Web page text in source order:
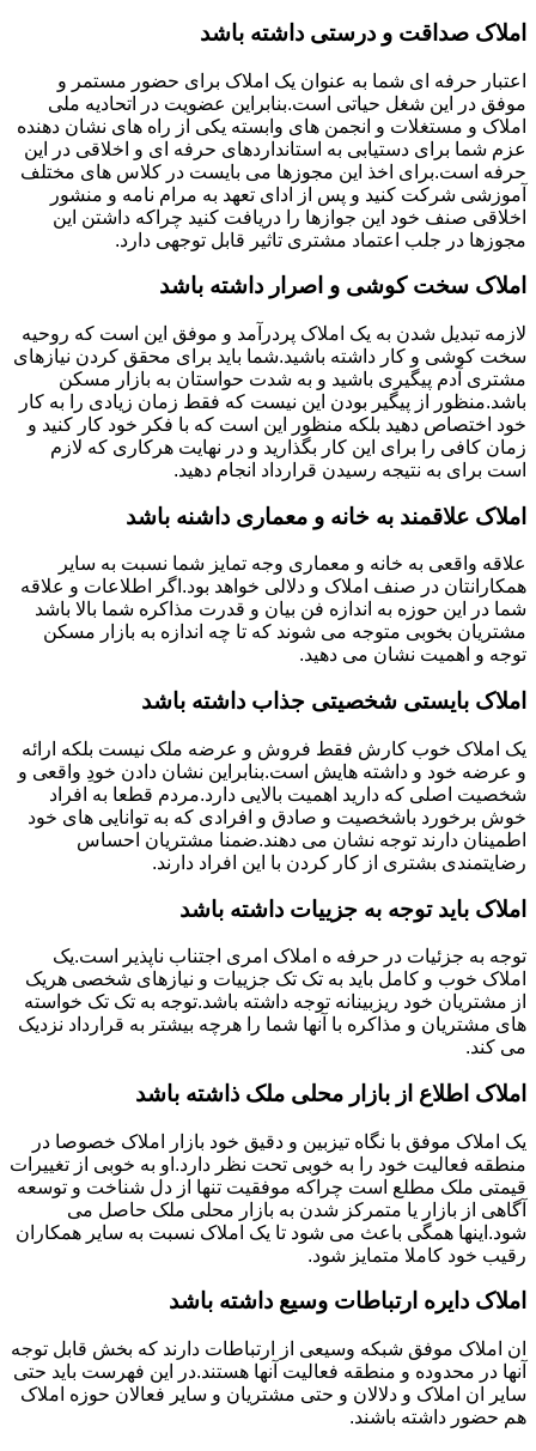
املاک صداقت و درستی داشته باشد
اعتبار حرفه ای شما به عنوان یک املاک برای حضور مستمر و
موفق در این شغل حیاتی است.بنابراین عضویت در اتحادیه ملی
املاک و مستغلات و انجمن های وابسته یکی از راه های نشان دهنده
عزم شما برای دستیابی به استانداردهای حرفه ای و اخلاقی در این
حرفه است.برای اخذ این مجوزها می بایست در کلاس های مختلف
آموزشی شرکت کنید و پس از ادای تعهد به مرام نامه و منشور
اخلاقی صنف خود این جوازها را دریافت کنید چراکه داشتن این
مجوزها در جلب اعتماد مشتری تاثیر قابل توجهی دارد.
املاک سخت کوشی و اصرار داشته باشد
لازمه تبدیل شدن به یک املاک پردرآمد و موفق این است که روحیه
سخت کوشی و کار داشته باشید.شما باید برای محقق کردن نیازهای
مشتری آدم پیگیری باشید و به شدت حواستان به بازار مسکن
باشد.منظور از پیگیر بودن این نیست که فقط زمان زیادی را به کار
خود اختصاص دهید بلکه منظور این است که با فکر خود کار کنید و
زمان کافی را برای این کار بگذارید و در نهایت هرکاری که لازم
است برای به نتیجه رسیدن قرارداد انجام دهید.
املاک علاقمند به خانه و معماری داشنه باشد
علاقه واقعی به خانه و معماری وجه تمایز شما نسبت به سایر
همکارانتان در صنف املاک و دلالی خواهد بود.اگر اطلاعات و علاقه
شما در این حوزه به اندازه فن بیان و قدرت مذاکره شما بالا باشد
مشتریان بخوبی متوجه می شوند که تا چه اندازه به بازار مسکن
توجه و اهمیت نشان می دهید.
املاک بایستی شخصیتی جذاب داشته باشد
یک املاک خوب کارش فقط فروش و عرضه ملک نیست بلکه ارائه
و عرضه خود و داشته هایش است.بنابراین نشان دادن خودِ واقعی و
شخصیت اصلی که دارید اهمیت بالایی دارد.مردم قطعا به افراد
خوش برخورد باشخصیت و صادق و افرادی که به توانایی های خود
اطمینان دارند توجه نشان می دهند.ضمنا مشتریان احساس
رضایتمندی بشتری از کار کردن با این افراد دارند.
املاک باید توجه به جزییات داشته باشد
توجه به جزئیات در حرفه ه املاک امری اجتناب ناپذیر است.یک
املاک خوب و کامل باید به تک تک جزییات و نیازهای شخصی هریک
از مشتریان خود ریزبینانه توجه داشته باشد.توجه به تک تک خواسته
های مشتریان و مذاکره با آنها شما را هرچه بیشتر به قرارداد نزدیک
می کند.
املاک اطلاع از بازار محلی ملک ذاشته باشد
یک املاک موفق با نگاه تیزبین و دقیق خود بازار املاک خصوصا در
منطقه فعالیت خود را به خوبی تحت نظر دارد.او به خوبی از تغییرات
قیمتی ملک مطلع است چراکه موفقیت تنها از دل شناخت و توسعه
آگاهی از بازار یا متمرکز شدن به بازار محلی ملک حاصل می
شود.اینها همگی باعث می شود تا یک املاک نسبت به سایر همکاران
رقیب خود کاملا متمایز شود.
املاک دایره ارتباطات وسیع داشته باشد
ان املاک موفق شبکه وسیعی از ارتباطات دارند که بخش قابل توجه
آنها در محدوده و منطقه فعالیت آنها هستند.در این فهرست باید حتی
سایر ان املاک و دلالان و حتی مشتریان و سایر فعالان حوزه املاک
هم حضور داشته باشند.